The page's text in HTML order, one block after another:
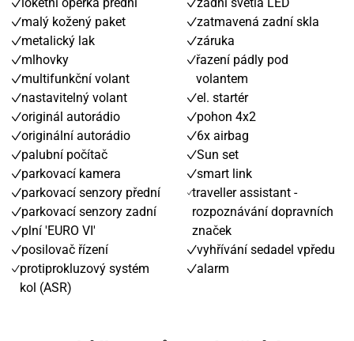
malý kožený paket
metalický lak
mlhovky
multifunkční volant
nastavitelný volant
originál autorádio
originální autorádio
palubní počítač
parkovací kamera
parkovací senzory přední
parkovací senzory zadní
plní 'EURO VI'
posilovač řízení
protiprokluzový systém
kol (ASR)
zatmavená zadní skla
záruka
řazení pádly pod
volantem
el. startér
pohon 4x2
6x airbag
Sun set
smart link
traveller assistant -
rozpoznávání dopravních
značek
vyhřívání sedadel vpředu
alarm